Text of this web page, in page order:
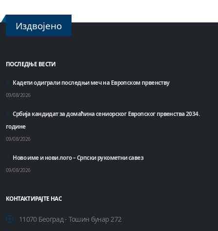
Издвојено
ПОСЛЕДЊЕ ВЕСТИ
Кадети одиграли последњи меч на Европском првенству
09/08/2026
Србија кандидат за домаћинa сениорског Европског првенства 2034.
године
09/08/2026
Ново име и нови лого – Српски рукометни савез
09/08/2026
КОНТАКТИРАЈТЕ НАС
11070 Београд - Тошин бунар 272